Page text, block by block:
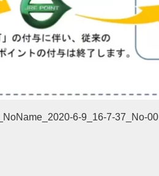
6-9_16-7-37_No-00